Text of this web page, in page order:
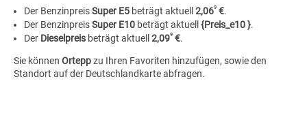
Der BenzinpreisSuper E5 beträgt aktuell 2,069 €.
Der BenzinpreisSuper E10 beträgt aktuell {Preis_e10 }.
Der Dieselpreis beträgt aktuell 2,099 €.
Sie können Orteppzu Ihren Favoriten hinzufügen, sowie den
Standort auf der Deutschlandkarte abfragen.